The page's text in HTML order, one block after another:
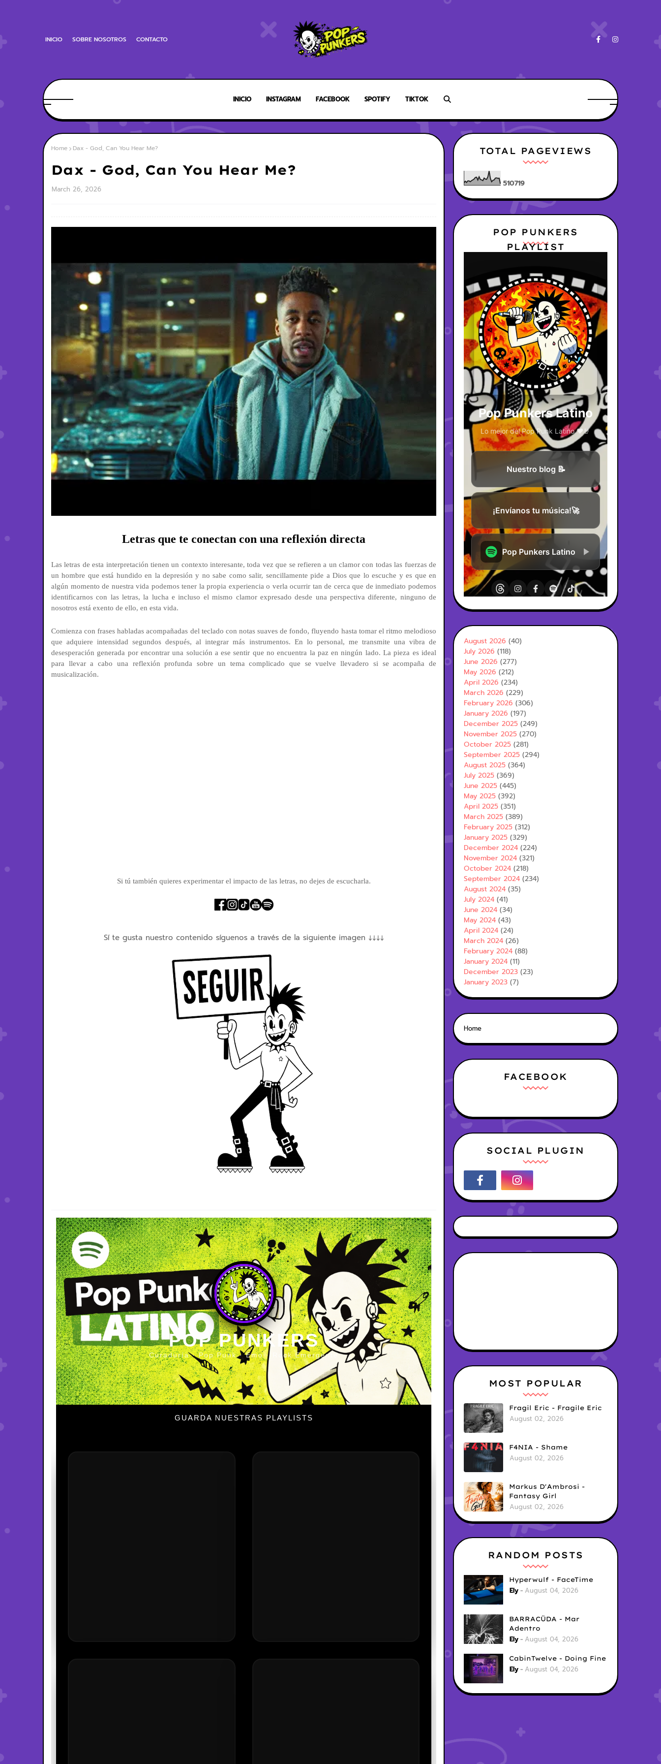
INICIO SOBRE NOSOTROS CONTACTO
INICIO INSTAGRAM FACEBOOK SPOTIFY TIKTOK
Home Dax - God, Can You Hear Me?
Dax - God, Can You Hear Me?
March 26, 2026
Letras que te conectan con una reflexión directa
Las letras de esta interpretación tienen un contexto interesante, toda vez que se refieren a un clamor con todas las fuerzas de
un hombre que está hundido en la depresión y no sabe como salir, sencillamente pide a Dios que lo escuche y es que en
algún momento de nuestra vida podemos tener la propia experiencia o verla ocurrir tan de cerca que de inmediato podemos
identificarnos con las letras, la lucha e incluso el mismo clamor expresado desde una perspectiva diferente, ninguno de
nosotros está exento de ello, en esta vida.
Comienza con frases habladas acompañadas del teclado con notas suaves de fondo, fluyendo hasta tomar el ritmo melodioso
que adquiere intensidad segundos después, al integrar más instrumentos. En lo personal, me transmite una vibra de
desesperación generada por encontrar una solución a ese sentir que no encuentra la paz en ningún lado. La pieza es ideal
para llevar a cabo una reflexión profunda sobre un tema complicado que se vuelve llevadero si se acompaña de
musicalización.
Si tú también quieres experimentar el impacto de las letras, no dejes de escucharla.
Sí te gusta nuestro contenido síguenos a través de la siguiente imagen ↓↓↓↓
POP PUNKERS
Curaduría · Pop Punk · Emo · Rock Emergente
GUARDA NUESTRAS PLAYLISTS
TOTAL PAGEVIEWS
510719
POP PUNKERS
PLAYLIST
August 2026 (40)
July 2026 (118)
June 2026 (277)
May 2026 (212)
April 2026 (234)
March 2026 (229)
February 2026 (306)
January 2026 (197)
December 2025 (249)
November 2025 (270)
October 2025 (281)
September 2025 (294)
August 2025 (364)
July 2025 (369)
June 2025 (445)
May 2025 (392)
April 2025 (351)
March 2025 (389)
February 2025 (312)
January 2025 (329)
December 2024 (224)
November 2024 (321)
October 2024 (218)
September 2024 (234)
August 2024 (35)
July 2024 (41)
June 2024 (34)
May 2024 (43)
April 2024 (24)
March 2024 (26)
February 2024 (88)
January 2024 (11)
December 2023 (23)
January 2023 (7)
Home
FACEBOOK
SOCIAL PLUGIN
MOST POPULAR
Fragil Eric - Fragile Eric
August 02, 2026
F4NIA - Shame
August 02, 2026
Markus D'Ambrosi -
Fantasy Girl
August 02, 2026
RANDOM POSTS
Hyperwulf - FaceTime
Ely August 04, 2026
BARRACÜDA - Mar
Adentro
Ely August 04, 2026
CabinTwelve - Doing Fine
Ely August 04, 2026